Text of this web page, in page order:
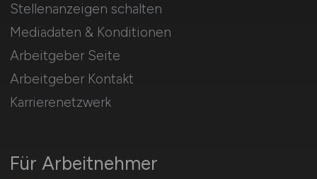
Für Arbeitnehmer
Stellenanzeigen schalten
Mediadaten & Konditionen
Arbeitgeber Seite
Arbeitgeber Kontakt
Karrierenetzwerk